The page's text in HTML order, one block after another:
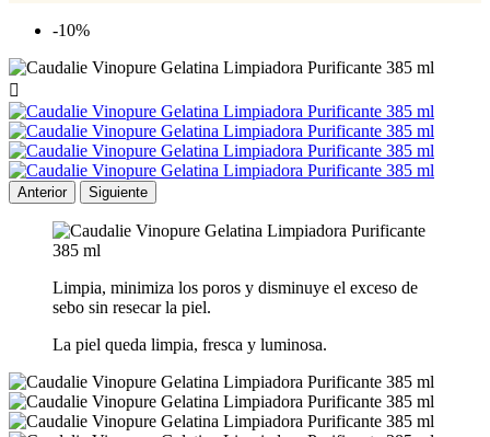
-10%

Anterior Siguiente
Limpia, minimiza los poros y disminuye el exceso de
sebo sin resecar la piel.
La piel queda limpia, fresca y luminosa.